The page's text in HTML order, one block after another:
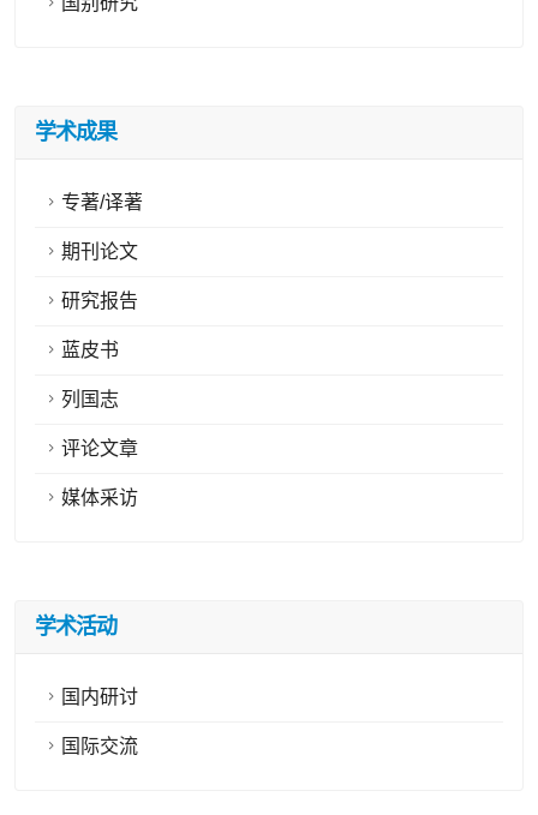
学术成果
专著/译著
期刊论文
研究报告
蓝皮书
列国志
评论文章
媒体采访
学术活动
国内研讨
国际交流